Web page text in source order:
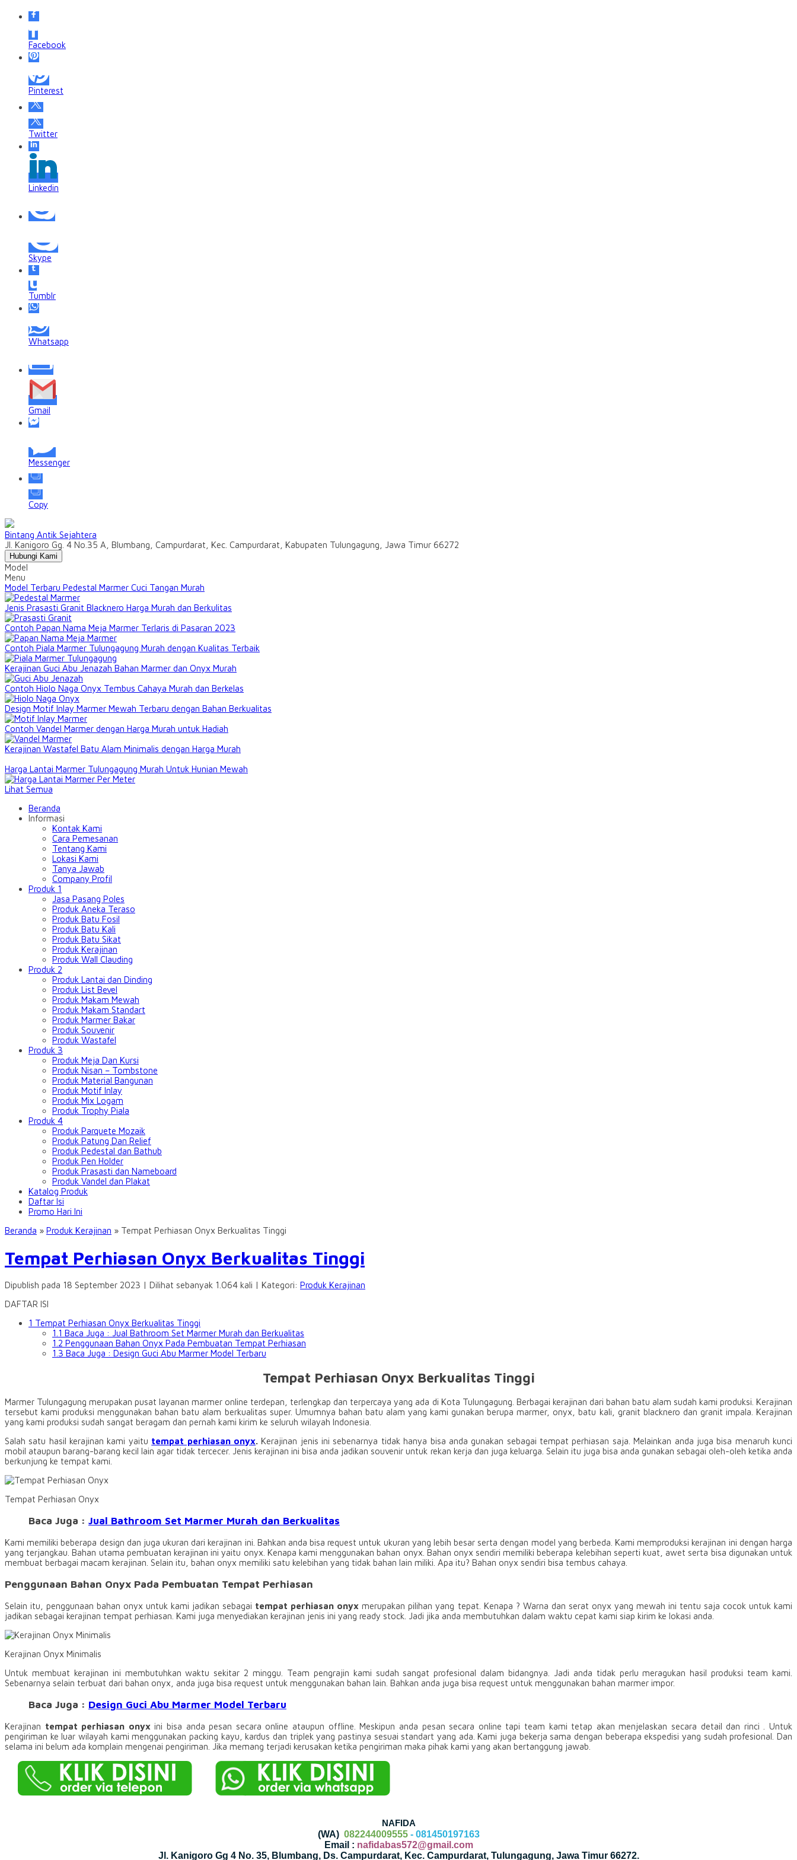
Facebook
Pinterest
Twitter
Linkedin
Skype
Tumblr
Whatsapp
Gmail
Messenger
Copy
Bintang Antik Sejahtera
Jl. Kanigoro Gg. 4 No.35 A, Blumbang, Campurdarat, Kec. Campurdarat, Kabupaten Tulungagung, Jawa Timur 66272
Hubungi Kami
Model
Menu
Model Terbaru Pedestal Marmer Cuci Tangan Murah
Jenis Prasasti Granit Blacknero Harga Murah dan Berkulitas
Contoh Papan Nama Meja Marmer Terlaris di Pasaran 2023
Contoh Piala Marmer Tulungagung Murah dengan Kualitas Terbaik
Kerajinan Guci Abu Jenazah Bahan Marmer dan Onyx Murah
Contoh Hiolo Naga Onyx Tembus Cahaya Murah dan Berkelas
Design Motif Inlay Marmer Mewah Terbaru dengan Bahan Berkualitas
Contoh Vandel Marmer dengan Harga Murah untuk Hadiah
Kerajinan Wastafel Batu Alam Minimalis dengan Harga Murah
Harga Lantai Marmer Tulungagung Murah Untuk Hunian Mewah
Lihat Semua
Beranda
Informasi
Kontak Kami
Cara Pemesanan
Tentang Kami
Lokasi Kami
Tanya Jawab
Company Profil
Produk 1
Jasa Pasang Poles
Produk Aneka Teraso
Produk Batu Fosil
Produk Batu Kali
Produk Batu Sikat
Produk Kerajinan
Produk Wall Clauding
Produk 2
Produk Lantai dan Dinding
Produk List Bevel
Produk Makam Mewah
Produk Makam Standart
Produk Marmer Bakar
Produk Souvenir
Produk Wastafel
Produk 3
Produk Meja Dan Kursi
Produk Nisan – Tombstone
Produk Material Bangunan
Produk Motif Inlay
Produk Mix Logam
Produk Trophy Piala
Produk 4
Produk Parquete Mozaik
Produk Patung Dan Relief
Produk Pedestal dan Bathub
Produk Pen Holder
Produk Prasasti dan Nameboard
Produk Vandel dan Plakat
Katalog Produk
Daftar Isi
Promo Hari Ini
Beranda » Produk Kerajinan » Tempat Perhiasan Onyx Berkualitas Tinggi
Tempat Perhiasan Onyx Berkualitas Tinggi
Dipublish pada 18 September 2023 | Dilihat sebanyak 1.064 kali | Kategori: Produk Kerajinan
DAFTAR ISI
1 Tempat Perhiasan Onyx Berkualitas Tinggi
1.1 Baca Juga : Jual Bathroom Set Marmer Murah dan Berkualitas
1.2 Penggunaan Bahan Onyx Pada Pembuatan Tempat Perhiasan
1.3 Baca Juga : Design Guci Abu Marmer Model Terbaru
Tempat Perhiasan Onyx Berkualitas Tinggi
Marmer Tulungagung merupakan pusat layanan marmer online terdepan, terlengkap dan terpercaya yang ada di Kota Tulungagung. Berbagai kerajinan dari bahan batu alam sudah kami produksi. Kerajinan
tersebut kami produksi menggunakan bahan batu alam berkualitas super. Umumnya bahan batu alam yang kami gunakan berupa marmer, onyx, batu kali, granit blacknero dan granit impala. Kerajinan
yang kami produksi sudah sangat beragam dan pernah kami kirim ke seluruh wilayah Indonesia.
Salah satu hasil kerajinan kami yaitu tempat perhiasan onyx.Kerajinan jenis ini sebenarnya tidak hanya bisa anda gunakan sebagai tempat perhiasan saja. Melainkan anda juga bisa menaruh kunci
mobil ataupun barang-barang kecil lain agar tidak tercecer. Jenis kerajinan ini bisa anda jadikan souvenir untuk rekan kerja dan juga keluarga. Selain itu juga bisa anda gunakan sebagai oleh-oleh ketika anda
berkunjung ke tempat kami.
Tempat Perhiasan Onyx
Baca Juga : Jual Bathroom Set Marmer Murah dan Berkualitas
Kami memiliki beberapa design dan juga ukuran dari kerajinan ini. Bahkan anda bisa request untuk ukuran yang lebih besar serta dengan model yang berbeda. Kami memproduksi kerajinan ini dengan harga
yang terjangkau. Bahan utama pembuatan kerajinan ini yaitu onyx. Kenapa kami menggunakan bahan onyx. Bahan onyx sendiri memiliki beberapa kelebihan seperti kuat, awet serta bisa digunakan untuk
membuat berbagai macam kerajinan. Selain itu, bahan onyx memiliki satu kelebihan yang tidak bahan lain miliki. Apa itu? Bahan onyx sendiri bisa tembus cahaya.
Penggunaan Bahan Onyx Pada Pembuatan Tempat Perhiasan
Selain itu, penggunaan bahan onyx untuk kami jadikan sebagai tempat perhiasan onyxmerupakan pilihan yang tepat. Kenapa ? Warna dan serat onyx yang mewah ini tentu saja cocok untuk kami
jadikan sebagai kerajinan tempat perhiasan. Kami juga menyediakan kerajinan jenis ini yang ready stock. Jadi jika anda membutuhkan dalam waktu cepat kami siap kirim ke lokasi anda.
Kerajinan Onyx Minimalis
Untuk membuat kerajinan ini membutuhkan waktu sekitar 2 minggu. Team pengrajin kami sudah sangat profesional dalam bidangnya. Jadi anda tidak perlu meragukan hasil produksi team kami.
Sebenarnya selain terbuat dari bahan onyx, anda juga bisa request untuk menggunakan bahan lain. Bahkan anda juga bisa request untuk menggunakan bahan marmer impor.
Baca Juga : Design Guci Abu Marmer Model Terbaru
Kerajinan tempat perhiasan onyxini bisa anda pesan secara online ataupun offline. Meskipun anda pesan secara online tapi team kami tetap akan menjelaskan secara detail dan rinci . Untuk
pengiriman ke luar wilayah kami menggunakan packing kayu, kardus dan triplek yang pastinya sesuai standart yang ada. Kami juga bekerja sama dengan beberapa ekspedisi yang sudah profesional. Dan
selama ini belum ada komplain mengenai pengiriman. Jika memang terjadi kerusakan ketika pengiriman maka pihak kami yang akan bertanggung jawab.
NAFIDA
(WA)082244009555 - 081450197163
Email : nafidabas572@gmail.com
Jl. Kanigoro Gg 4 No. 35, Blumbang, Ds. Campurdarat, Kec. Campurdarat, Tulungagung, Jawa Timur 66272.